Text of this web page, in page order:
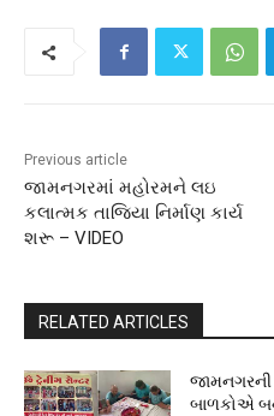
Previous article
જામનગરમાં મહોરમને લઇ
કલાત્મક તાજિયા નિર્માણ કાર્ય
શરૂ – VIDEO
RELATED ARTICLES
જામનગરની
બાળકોએ